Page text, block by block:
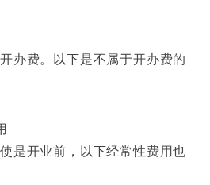
办费。以下是不属于开办费的
是开业前，以下经常性费用也